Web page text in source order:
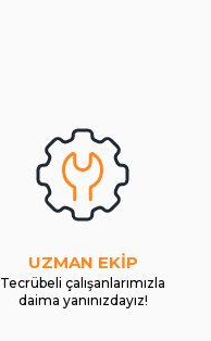
UZMAN EKİP
Tecrübeli çalışanlarımızla
daima yanınızdayız!